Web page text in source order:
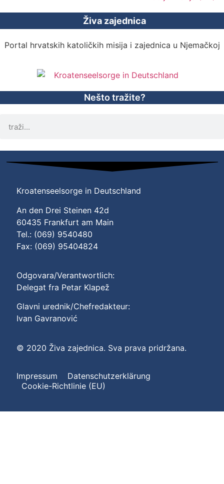
Živa zajednica
Portal hrvatskih katoličkih misija i zajednica u Njemačkoj
Nešto tražite?
Kroatenseelsorge in Deutschland
An den Drei Steinen 42d
60435 Frankfurt am Main
Tel.: (069) 9540480
Fax: (069) 95404824
Odgovara/Verantwortlich:
Delegat fra Petar Klapež
Glavni urednik/Chefredakteur:
Ivan Gavranović
© 2020 Živa zajednica. Sva prava pridržana.
Impressum
Datenschutzerklärung
Cookie-Richtlinie (EU)